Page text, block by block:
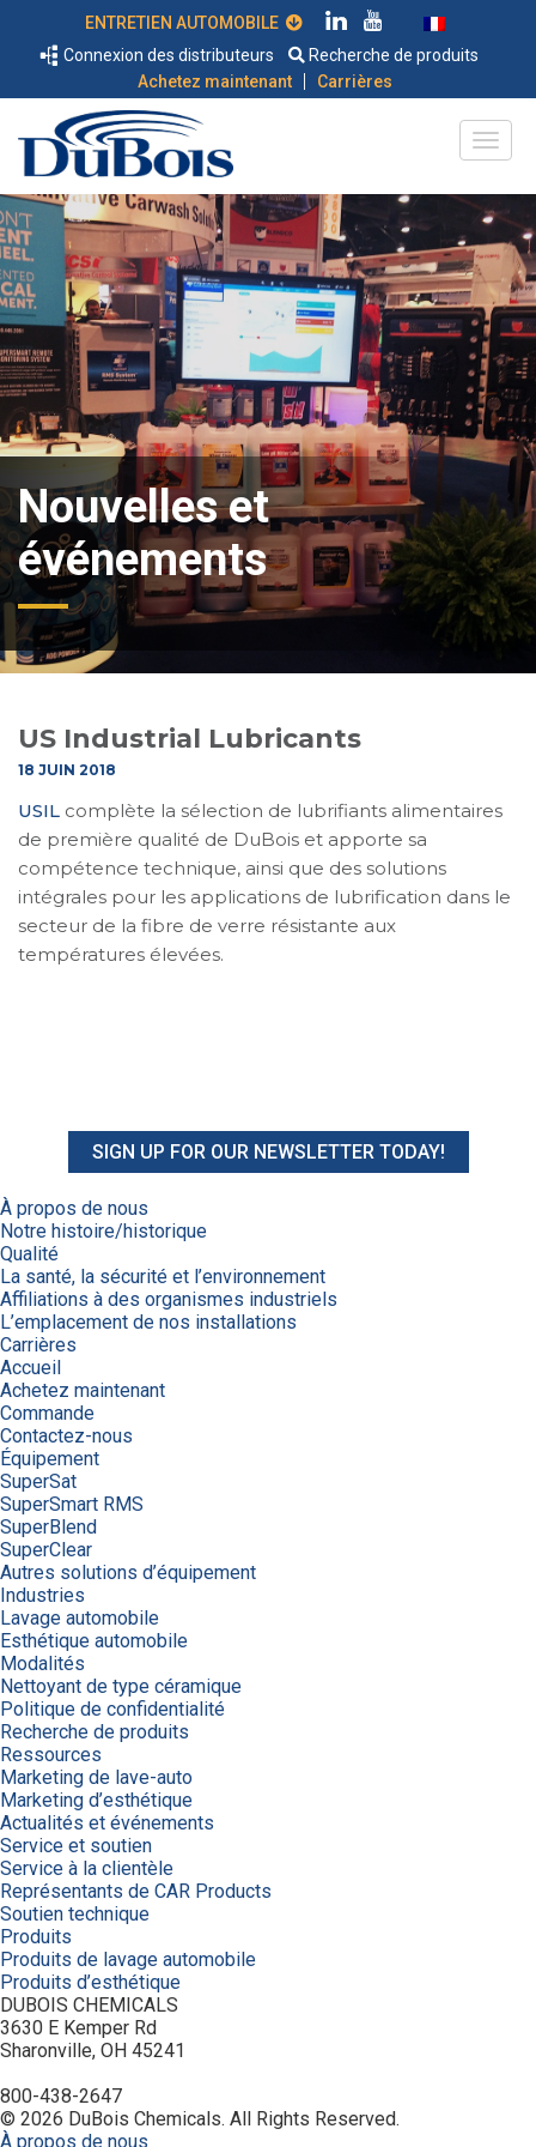
Connexion des distributeurs
Recherche de produits
Achetez maintenant
| Carrières
Nouvelles et
événements
US Industrial Lubricants
18 JUIN 2018
USIL complète la sélection de lubrifiants alimentaires
de première qualité de DuBois et apporte sa
compétence technique, ainsi que des solutions
intégrales pour les applications de lubrification dans le
secteur de la fibre de verre résistante aux
températures élevées.
SIGN UP FOR OUR NEWSLETTER TODAY!
À propos de nous
Notre histoire/historique
Qualité
La santé, la sécurité et l’environnement
Affiliations à des organismes industriels
L’emplacement de nos installations
Carrières
Accueil
Achetez maintenant
Commande
Contactez-nous
Équipement
SuperSat
SuperSmart RMS
SuperBlend
SuperClear
Autres solutions d’équipement
Industries
Lavage automobile
Esthétique automobile
Modalités
Nettoyant de type céramique
Politique de confidentialité
Recherche de produits
Ressources
Marketing de lave-auto
Marketing d’esthétique
Actualités et événements
Service et soutien
Service à la clientèle
Représentants de CAR Products
Soutien technique
Produits
Produits de lavage automobile
Produits d’esthétique
DUBOIS CHEMICALS
3630 E Kemper Rd
Sharonville, OH 45241
800-438-2647
© 2026 DuBois Chemicals. All Rights Reserved.
À propos de nous